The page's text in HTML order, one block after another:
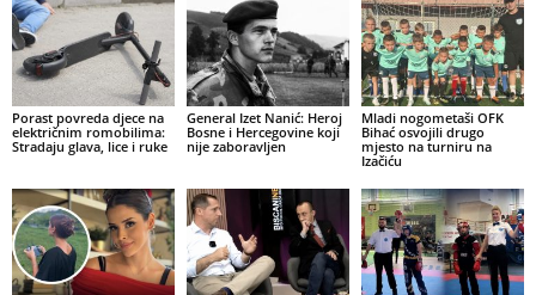
Porast povreda djece na
električnim romobilima:
Stradaju glava, lice i ruke
General Izet Nanić: Heroj
Bosne i Hercegovine koji
nije zaboravljen
Mladi nogometaši OFK
Bihać osvojili drugo
mjesto na turniru na
Izačiću